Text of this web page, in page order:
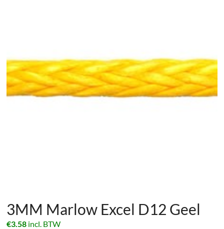
3MM Marlow Excel D12 Geel
€3.58 incl. BTW